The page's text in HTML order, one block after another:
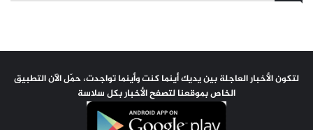
لتكون الأخبار العاجلة بين يديك أينما كنت وأينما تواجدت، حمّل الآن التطبيق
الخاص بموقعنا لتصفح الأخبار بكل سلاسة